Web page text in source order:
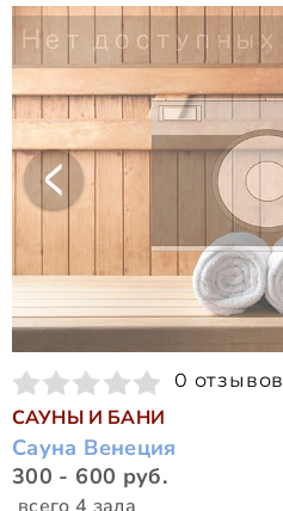
0 отзывов
САУНЫ И БАНИ
Сауна Венеция
300 - 600 руб.
всего 4 зала